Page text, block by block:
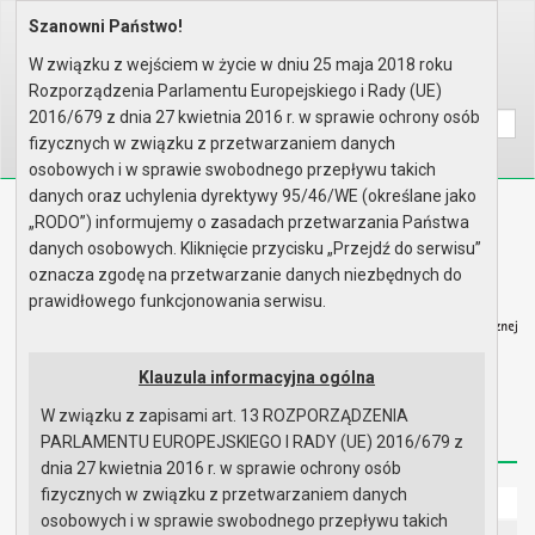
Home Prawo lokalne
Wyszukaj na stronie:
A AA
Biuletyn Informacji Publicznej
Urząd Miasta i Gminy w Gryfinie
Redakcja Instrukcja korzystania Dostępność
Strona główna
Szanowni Państwo!
W związku z wejściem w życie w dniu 25 maja 2018 roku
Rozporządzenia Parlamentu Europejskiego i Rady (UE)
2016/679 z dnia 27 kwietnia 2016 r. w sprawie ochrony osób
fizycznych w związku z przetwarzaniem danych
osobowych i w sprawie swobodnego przepływu takich
danych oraz uchylenia dyrektywy 95/46/WE (określane jako
„RODO”) informujemy o zasadach przetwarzania Państwa
danych osobowych. Kliknięcie przycisku „Przejdź do serwisu”
oznacza zgodę na przetwarzanie danych niezbędnych do
prawidłowego funkcjonowania serwisu.
Klauzula informacyjna ogólna
W związku z zapisami art. 13 ROZPORZĄDZENIA
PARLAMENTU EUROPEJSKIEGO I RADY (UE) 2016/679 z
dnia 27 kwietnia 2016 r. w sprawie ochrony osób
fizycznych w związku z przetwarzaniem danych
osobowych i w sprawie swobodnego przepływu takich